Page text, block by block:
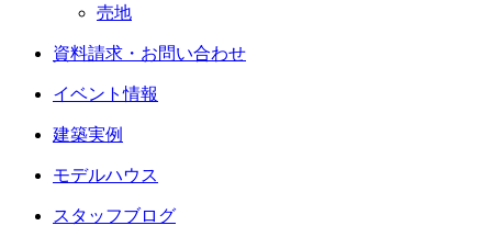
売地
資料請求・お問い合わせ
イベント情報
建築実例
モデルハウス
スタッフブログ